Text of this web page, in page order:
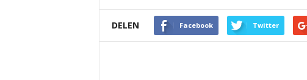
DELEN Facebook Twitter